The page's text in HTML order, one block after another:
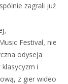
zagrali już
Festival, nie
odyseja
i
z gier wideo